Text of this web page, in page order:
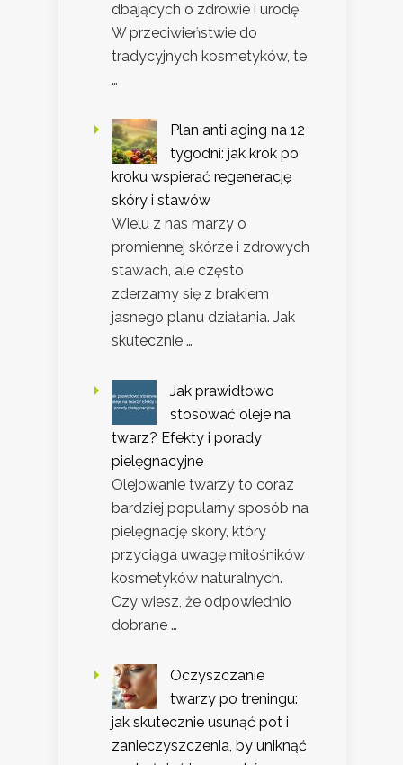
dbających o zdrowie i urodę.
W przeciwieństwie do
tradycyjnych kosmetyków, te
…
Plan anti aging na 12
tygodni: jak krok po
kroku wspierać regenerację
skóry i stawów
Wielu z nas marzy o
promiennej skórze i zdrowych
stawach, ale często
zderzamy się z brakiem
jasnego planu działania. Jak
skutecznie …
Jak prawidłowo
stosować oleje na
twarz? Efekty i porady
pielęgnacyjne
Olejowanie twarzy to coraz
bardziej popularny sposób na
pielęgnację skóry, który
przyciąga uwagę miłośników
kosmetyków naturalnych.
Czy wiesz, że odpowiednio
dobrane …
Oczyszczanie
twarzy po treningu:
jak skutecznie usunąć pot i
zanieczyszczenia, by uniknąć